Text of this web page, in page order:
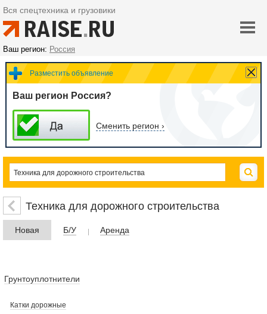
Вся спецтехника и грузовики
Ваш регион: Россия
Разместить объявление
Ваш регион Россия?
Сменить регион ›
Техника для дорожного строительства
Новая Б/У Аренда
Грунтоуплотнители
Катки дорожные